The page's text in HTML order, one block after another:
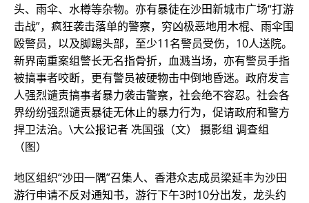
头、雨伞、水樽等杂物。亦有暴徒在沙田新城市广场“打游
击战”，疯狂袭击落单的警察，穷凶极恶地用木棍、雨伞围
殴警员，以及脚踢头部，至少11名警员受伤，10人送院。
新界南重案组警长无名指骨折，血溅当场，亦有警员手指
被搞事者咬断，更有警员被硬物击中倒地昏迷。政府发言
人强烈谴责搞事者暴力袭击警察，社会绝不容忍。社会各
界纷纷强烈谴责暴徒无休止的暴力行为，促请政府和警方
捍卫法治。\大公报记者 冼国强（文） 摄影组 调查组
（图）
地区组织“沙田一隅”召集人、香港众志成员梁延丰为沙田
游行申请不反对通知书，游行下午3时10分出发，龙头约